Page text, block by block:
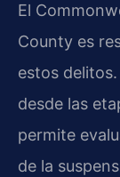
El
County es
estos
desde las
permite
de la